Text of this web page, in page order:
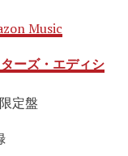
Music
ーズ・エディシ
定盤